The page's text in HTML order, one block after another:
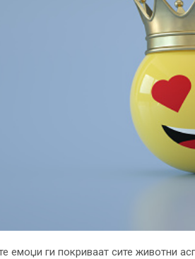
емоџи ги покриваат сите животни